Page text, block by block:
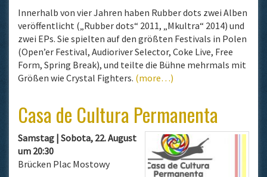
Innerhalb von vier Jahren haben Rubber dots zwei Alben
veröffentlicht („Rubber dots“ 2011, „Mkultra“ 2014) und
zwei EPs. Sie spielten auf den größten Festivals in Polen
(Open’er Festival, Audioriver Selector, Coke Live, Free
Form, Spring Break), und teilte die Bühne mehrmals mit
Größen wie Crystal Fighters. (more…)
Casa de Cultura Permanenta
Samstag | Sobota, 22. August
um 20:30
Brücken Plac Mostowy​